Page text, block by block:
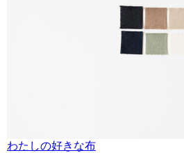
わたしの好きな布